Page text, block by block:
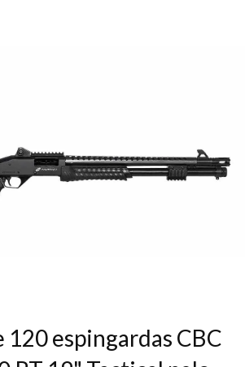
120 espingardas CBC